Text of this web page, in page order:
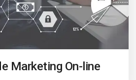
Marketing On-line